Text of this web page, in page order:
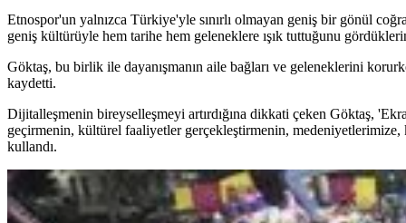
Etnospor'un yalnızca Türkiye'yle sınırlı olmayan geniş bir gönül
geniş kültürüyle hem tarihe hem geleneklere ışık tuttuğunu
Göktaş, bu birlik ile dayanışmanın aile bağları ve geleneklerini
kaydetti.
Dijitalleşmenin bireyselleşmeyi artırdığına dikkati çeken Göktaş,
geçirmenin, kültürel faaliyetler gerçekleştirmenin,
kullandı.